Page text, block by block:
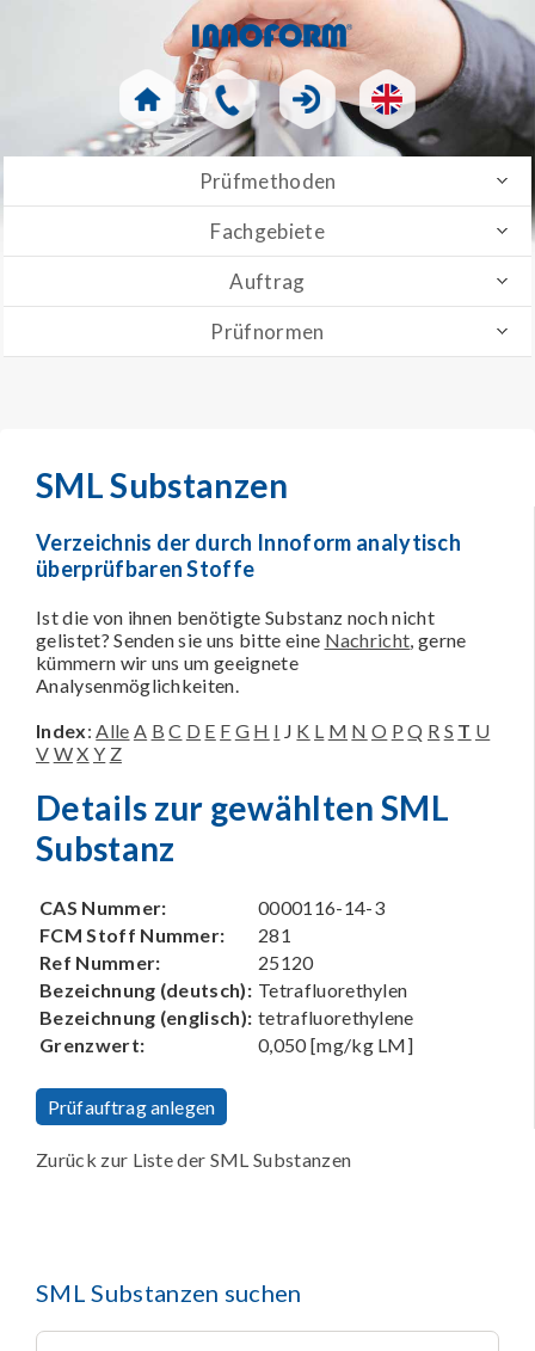
Prüfmethoden
Fachgebiete
Auftrag
Prüfnormen
SML Substanzen
Verzeichnis der durch Innoform analytisch
überprüfbaren Stoffe
Ist die von ihnen benötigte Substanz noch nicht
gelistet? Senden sie uns bitte eine Nachricht, gerne
kümmern wir uns um geeignete
Analysenmöglichkeiten.
Index:Alle A B C D E F G H I J K L M N O P Q R S T U
V WX Y Z
Details zur gewählten SML
Substanz
CAS Nummer:
0000116-14-3
FCM Stoff Nummer:
281
Ref Nummer:
25120
Bezeichnung (deutsch): Tetrafluorethylen
Bezeichnung (englisch): tetrafluorethylene
Grenzwert:
0,050 [mg/kg LM]
Prüfauftrag anlegen
Zurück zur Liste der SML Substanzen
SML Substanzen suchen